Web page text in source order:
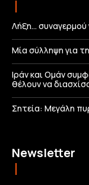
Λήξη…
Μία σύλληψη για
Ιράν και Ομάν
θέλουν να
Σητεία: Μεγάλη
Newsletter